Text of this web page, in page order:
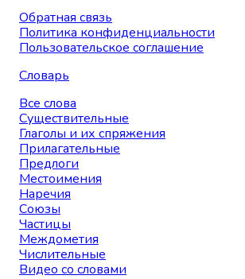
Обратная связь
Политика конфиденциальности
Пользовательское соглашение
Словарь
Все слова
Существительные
Глаголы и их спряжения
Прилагательные
Предлоги
Местоимения
Наречия
Союзы
Частицы
Междометия
Числительные
Видео со словами